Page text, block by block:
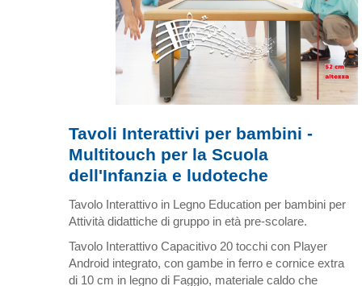
Tavoli Interattivi per bambini -
Multitouch per la Scuola
dell'Infanzia e ludoteche
Tavolo Interattivo in Legno Education per bambini per
Attività didattiche di gruppo in età pre-scolare.
Tavolo Interattivo Capacitivo 20 tocchi con Player
Android integrato, con gambe in ferro e cornice extra
di 10 cm in legno di Faggio, materiale caldo che